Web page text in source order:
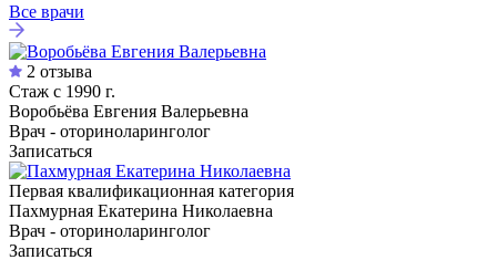
Все врачи
2 отзыва
Стаж с 1990 г.
Воробьёва Евгения Валерьевна
Врач - оториноларинголог
Записаться
Первая квалификационная категория
Пахмурная Екатерина Николаевна
Врач - оториноларинголог
Записаться